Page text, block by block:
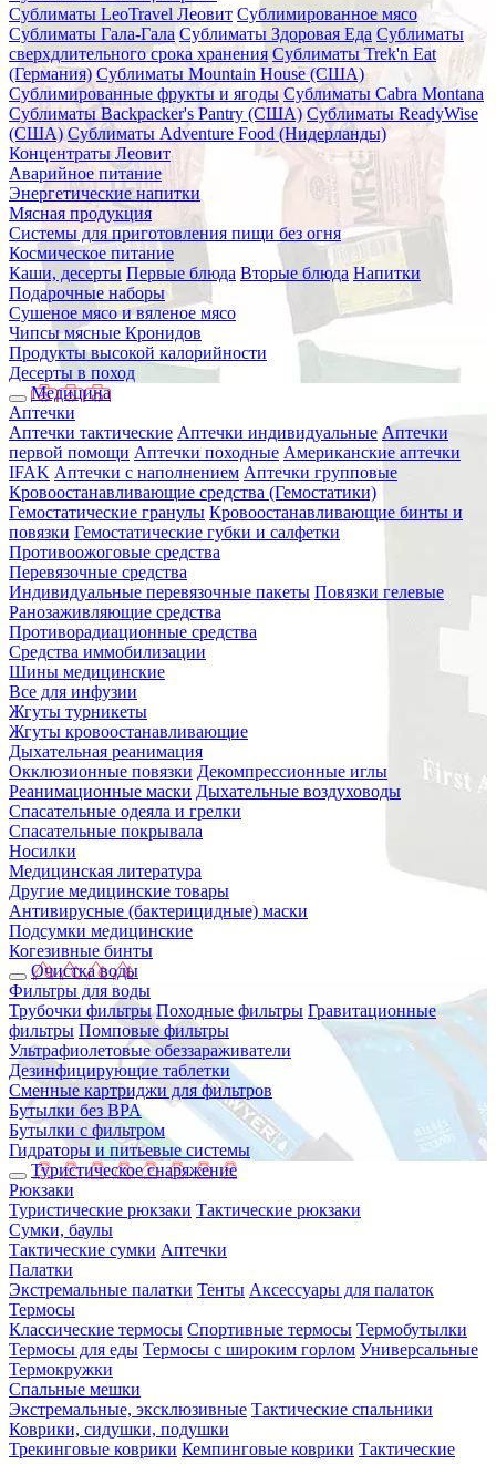
Сублиматы LeoTravel Леовит Сублимированное мясо
Сублиматы Гала-Гала Сублиматы Здоровая Еда Сублиматы
сверхдлительного срока хранения Сублиматы Trek'n Eat
(Германия) Сублиматы Mountain House (США)
Сублимированные фрукты и ягоды Сублиматы Cabra Montana
Сублиматы Backpacker's Pantry (США) Сублиматы ReadyWise
(США) Сублиматы Adventure Food (Нидерланды)
Концентраты Леовит
Аварийное питание
Энергетические напитки
Мясная продукция
Системы для приготовления пищи без огня
Космическое питание
Каши, десерты Первые блюда Вторые блюда Напитки
Подарочные наборы
Сушеное мясо и вяленое мясо
Чипсы мясные Кронидов
Продукты высокой калорийности
Десерты в поход
Медицина
Аптечки
Аптечки тактические Аптечки индивидуальные Аптечки
первой помощи Аптечки походные Американские аптечки
IFAK Аптечки с наполнением Аптечки групповые
Кровоостанавливающие средства (Гемостатики)
Гемостатические гранулы Кровоостанавливающие бинты и
повязки Гемостатические губки и салфетки
Противоожоговые средства
Перевязочные средства
Индивидуальные перевязочные пакеты Повязки гелевые
Ранозаживляющие средства
Противорадиационные средства
Средства иммобилизации
Шины медицинские
Все для инфузии
Жгуты турникеты
Жгуты кровоостанавливающие
Дыхательная реанимация
Окклюзионные повязки Декомпрессионные иглы
Реанимационные маски Дыхательные воздуховоды
Спасательные одеяла и грелки
Спасательные покрывала
Носилки
Медицинская литература
Другие медицинские товары
Антивирусные (бактерицидные) маски
Подсумки медицинские
Когезивные бинты
Очистка воды
Фильтры для воды
Трубочки фильтры Походные фильтры Гравитационные
фильтры Помповые фильтры
Ультрафиолетовые обеззараживатели
Дезинфицирующие таблетки
Сменные картриджи для фильтров
Бутылки без BPA
Бутылки с фильтром
Гидраторы и питьевые системы
Туристическое снаряжение
Рюкзаки
Туристические рюкзаки Тактические рюкзаки
Сумки, баулы
Тактические сумки Аптечки
Палатки
Экстремальные палатки Тенты Аксессуары для палаток
Термосы
Классические термосы Спортивные термосы Термобутылки
Термосы для еды Термосы с широким горлом Универсальные
Термокружки
Спальные мешки
Экстремальные, эксклюзивные Тактические спальники
Коврики, сидушки, подушки
Трекинговые коврики Кемпинговые коврики Тактические